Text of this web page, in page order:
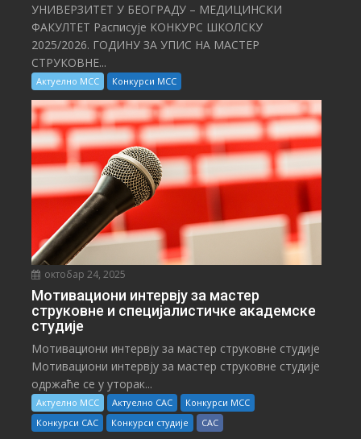
УНИВЕРЗИТЕТ У БЕОГРАДУ – МЕДИЦИНСКИ
ФАКУЛТЕТ Расписује КОНКУРС ШКОЛСКУ
2025/⁠2026. ГОДИНУ ЗА УПИС НА МАСТЕР
СТРУКОВНЕ...
Актуелно МСС Конкурси МСС
октобар 24, 2025
Мотивациони интервју за мастер
струковне и специјалистичке академске
студије
Мотивациони интервју за мастер струковне студије
Мотивациони интервју за мастер струковне студије
одржаће се у уторак...
Актуелно МСС Актуелно САС
Конкурси МСС
Конкурси САС
Конкурси студије САС